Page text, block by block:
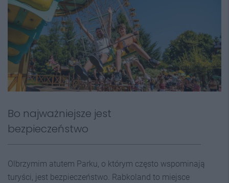
Bo najważniejsze jest
bezpieczeństwo
Olbrzymim atutem Parku, o którym często wspominają
turyści, jest bezpieczeństwo. Rabkoland to miejsce